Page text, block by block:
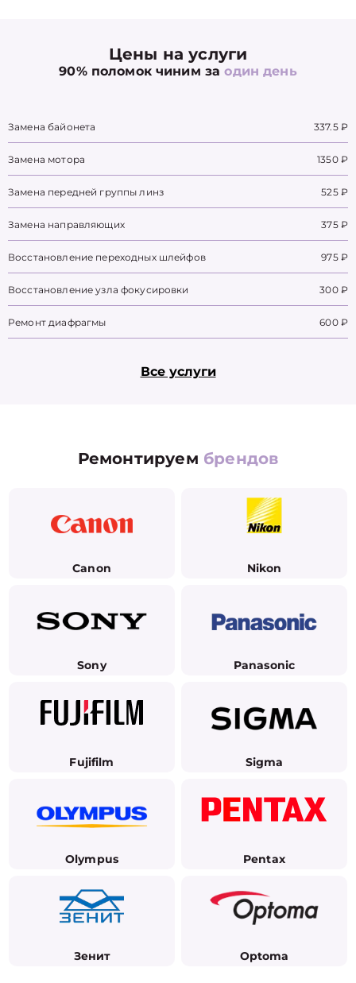
Цены на услуги
90% поломок чиним заодин день
Замена байонета 337.5 ₽
Замена мотора 1350 ₽
Замена передней группы линз 525 ₽
Замена направляющих 375 ₽
Восстановление переходных шлейфов 975 ₽
Восстановление узла фокусировки 300 ₽
Ремонт диафрагмы 600 ₽
Все услуги
Ремонтируем брендов
Canon Nikon
Sony Panasonic
Fujifilm Sigma
Olympus Pentax
Зенит Optoma